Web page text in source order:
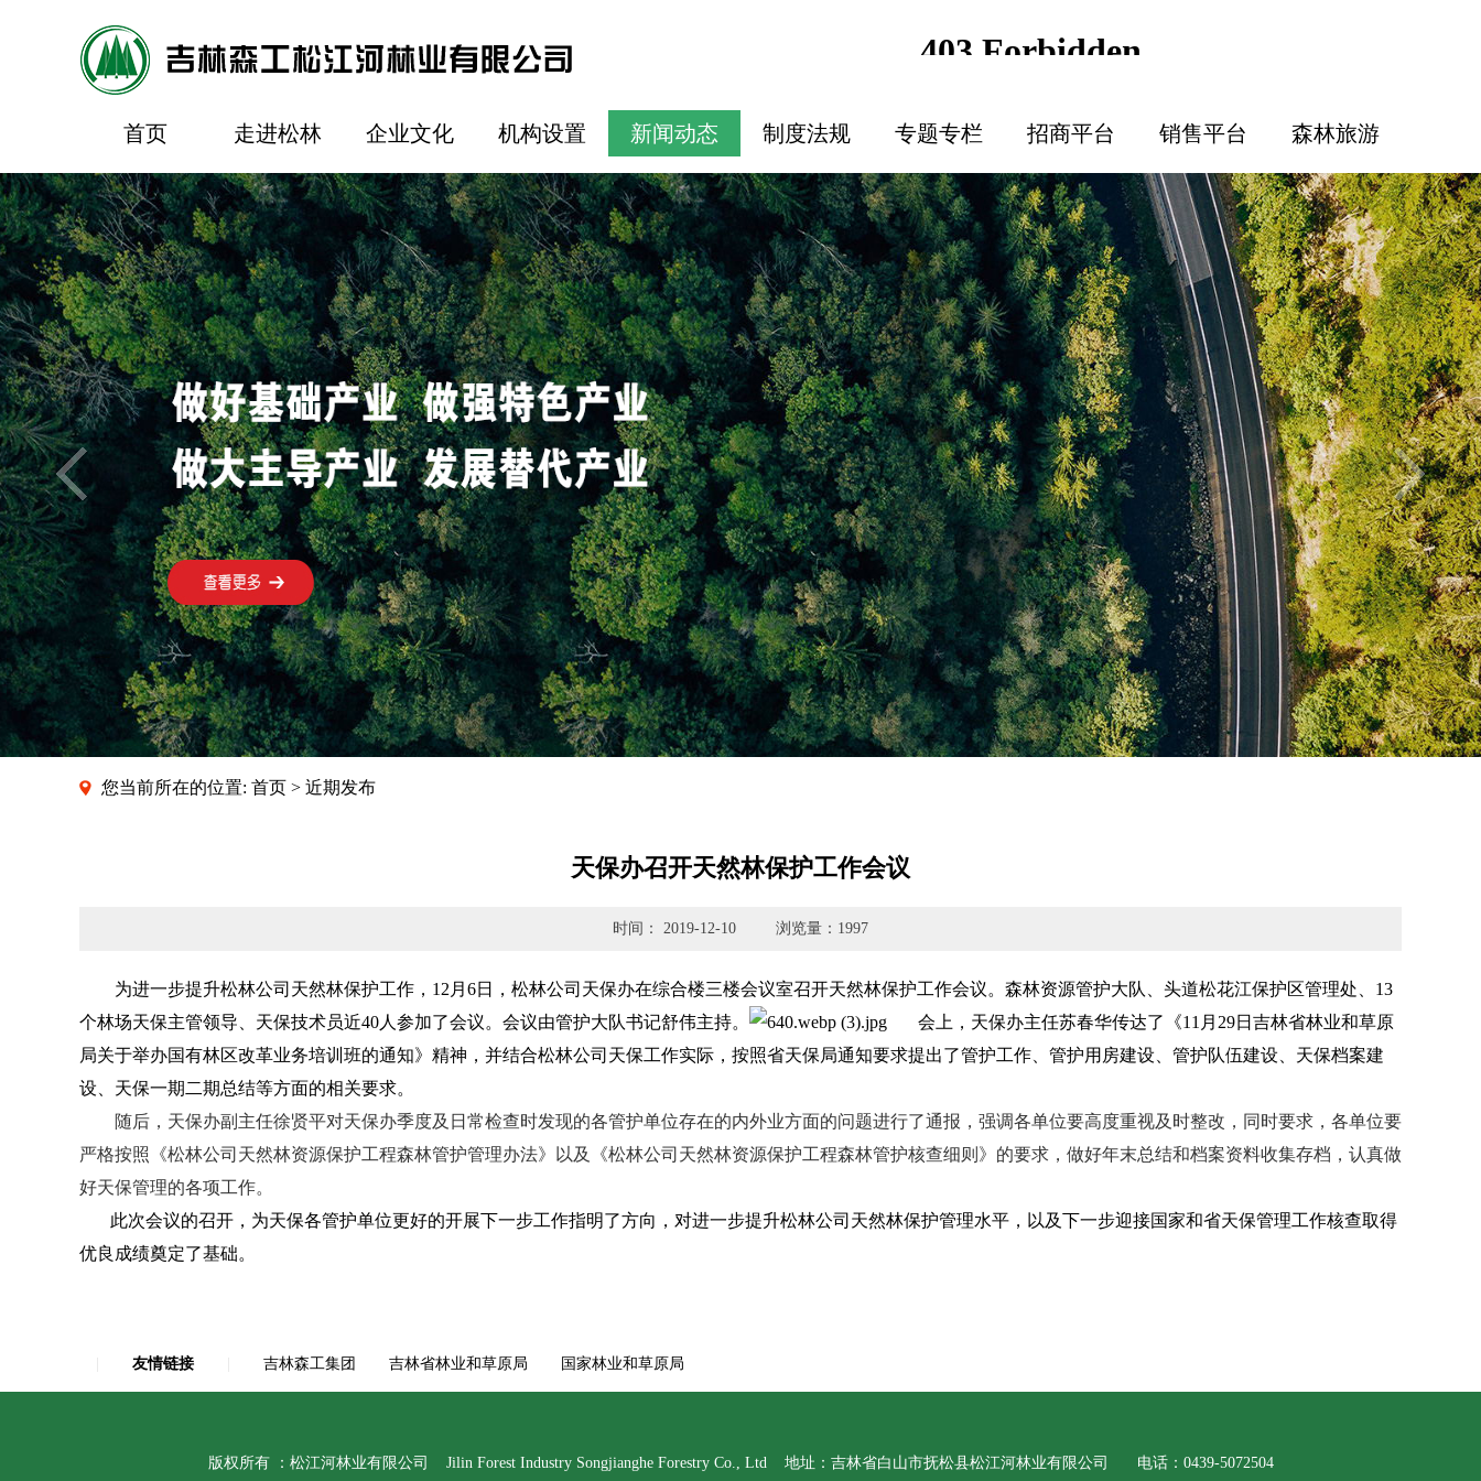
首页 走进松林 企业文化 机构设置 新闻动态 制度法规 专题专栏 招商平台 销售平台 森林旅游
您当前所在的位置: 首页 > 近期发布
天保办召开天然林保护工作会议
时间： 2019-12-10 浏览量：1997
为进一步提升松林公司天然林保护工作，12月6日，松林公司天保办在综合楼三楼会议室召开天然林保护工作会议。森林资源管护大队、头道松花江保护区管理处、13
个林场天保主管领导、天保技术员近40人参加了会议。会议由管护大队书记舒伟主持。
会上，天保办主任苏春华传达了《11月29日吉林省林业和草原
局关于举办国有林区改革业务培训班的通知》精神，并结合松林公司天保工作实际，按照省天保局通知要求提出了管护工作、管护用房建设、管护队伍建设、天保档案建
设、天保一期二期总结等方面的相关要求。
随后，天保办副主任徐贤平对天保办季度及日常检查时发现的各管护单位存在的内外业方面的问题进行了通报，强调各单位要高度重视及时整改，同时要求，各单位要
严格按照《松林公司天然林资源保护工程森林管护管理办法》以及《松林公司天然林资源保护工程森林管护核查细则》的要求，做好年末总结和档案资料收集存档，认真做
好天保管理的各项工作。
此次会议的召开，为天保各管护单位更好的开展下一步工作指明了方向，对进一步提升松林公司天然林保护管理水平，以及下一步迎接国家和省天保管理工作核查取得
优良成绩奠定了基础。
友情链接 吉林森工集团 吉林省林业和草原局 国家林业和草原局
版权所有 ：松江河林业有限公司 Jilin Forest Industry Songjianghe Forestry Co., Ltd 地址：吉林省白山市抚松县松江河林业有限公司 电话：0439-5072504